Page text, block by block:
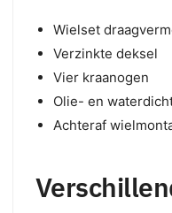
Wielset
Verzinkte deksel
Vier kraanogen
Olie- en
Achteraf